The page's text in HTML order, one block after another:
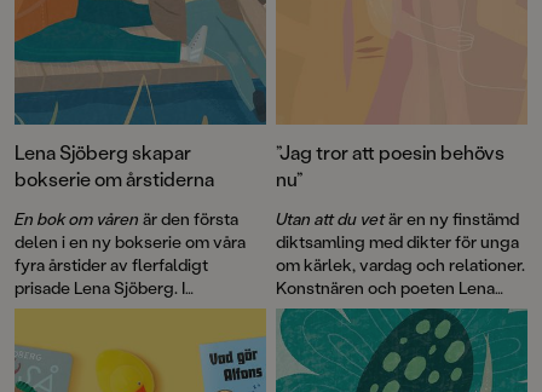
Lena Sjöberg skapar
bokserie om årstiderna
En bok om våren är den första
delen i en ny bokserie om våra
fyra årstider av flerfaldigt
prisade Lena Sjöberg. I
boken varvas spännande fakta
med finstämd poesi och tips på
roliga saker man kan göra när det
äntligen börjar bli lite ljusare.
”Jag tror att poesin behövs
nu”
Utan att du vetär en ny finstämd
diktsamling med dikter för unga
om kärlek, vardag och relationer.
Konstnären och poeten Lena
Sjöberg har skapat en bok med
suveränt samspel mellan dikt
och bild.